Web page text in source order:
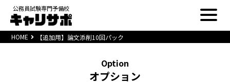
公務員試験専門予備校
HOME 【追加用】論文添削10回パック
Option
オプション